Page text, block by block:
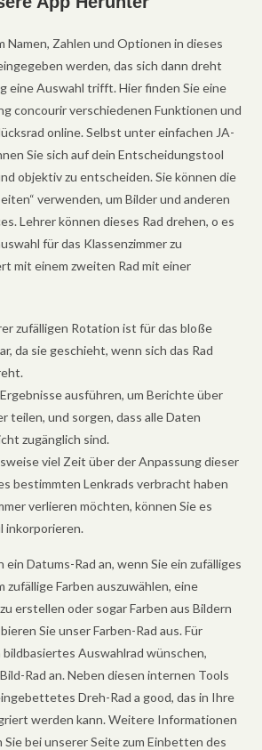
Namen, Zahlen und Optionen in dieses
werden, das sich dann dreht
eine Auswahl trifft. Hier finden Sie eine
concourir verschiedenen Funktionen und
online. Selbst unter einfachen JA-
Sie sich auf dein Entscheidungstool
objektiv zu entscheiden. Sie können die
verwenden, um Bilder und anderen
Lehrer können dieses Rad drehen, o es
für das Klassenzimmer zu
mit einem zweiten Rad mit einer
zufälligen Rotation ist für das bloße
da sie geschieht, wenn sich das Rad
ausführen, um Berichte über
teilen, und sorgen, dass alle Daten
zugänglich sind.
viel Zeit über der Anpassung dieser
bestimmten Lenkrads verbracht haben
verlieren möchten, können Sie es
inkorporieren.
Datums-Rad an, wenn Sie ein zufälliges
zufällige Farben auszuwählen, eine
erstellen oder sogar Farben aus Bildern
Sie unser Farben-Rad aus. Für
Auswahlrad wünschen,
Rad an. Neben diesen internen Tools
Dreh-Rad a good, das in Ihre
werden kann. Weitere Informationen
bei unserer Seite zum Einbetten des